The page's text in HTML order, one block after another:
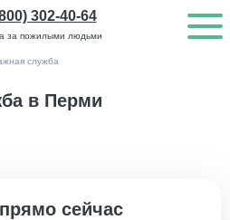
за пожилыми людьми
302-40-64
служба
в Перми
сейчас